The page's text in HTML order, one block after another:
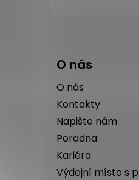
O nás
O nás
Kontakty
Napište nám
Poradna
Kariéra
Výdejní místo s